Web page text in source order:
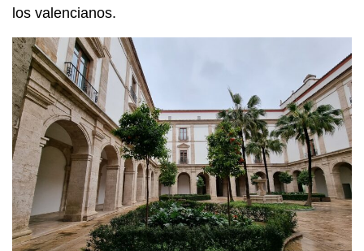
los valencianos.